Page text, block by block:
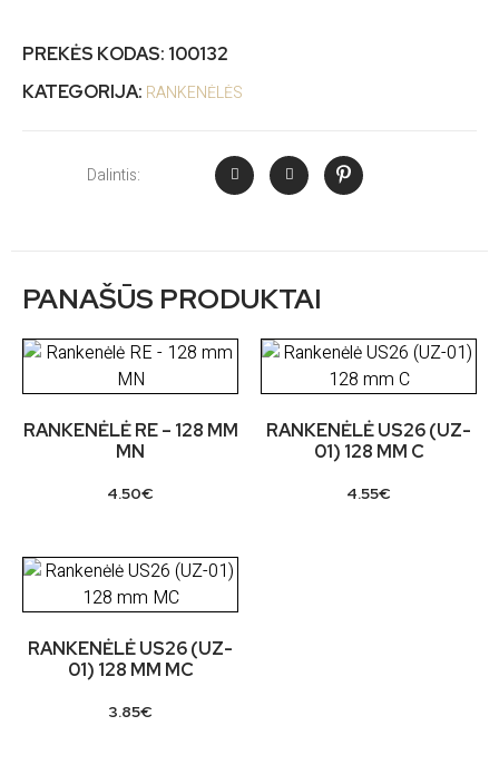
PREKĖS KODAS: 100132
KATEGORIJA: RANKENĖLĖS
Dalintis:
PANAŠŪS PRODUKTAI
RANKENĖLĖ RE – 128 MM
MN
4.50€
RANKENĖLĖ US26 (UZ-
01) 128 MM C
4.55€
RANKENĖLĖ US26 (UZ-
01) 128 MM MC
3.85€